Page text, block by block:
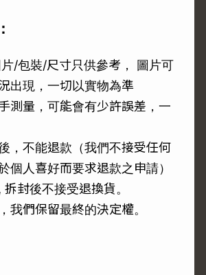
/包裝/尺寸只供參考， 圖片可
出現，一切以實物為準
測量，可能會有少許誤差，一
，不能退款（我們不接受任何
個人喜好而要求退款之申請）
封後不接受退換貨。
我們保留最終的決定權。